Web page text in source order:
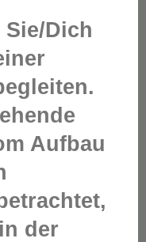
Dich
Aufbau
der